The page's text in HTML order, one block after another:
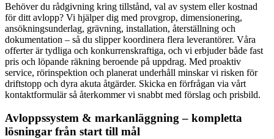
Behöver du rådgivning kring tillstånd, val av system eller kostnad
för ditt avlopp? Vi hjälper dig med provgrop, dimensionering,
ansökningsunderlag, grävning, installation, återställning och
dokumentation – så du slipper koordinera flera leverantörer. Våra
offerter är tydliga och konkurrenskraftiga, och vi erbjuder både fast
pris och löpande räkning beroende på uppdrag. Med proaktiv
service, rörinspektion och planerat underhåll minskar vi risken för
driftstopp och dyra akuta åtgärder. Skicka en förfrågan via vårt
kontaktformulär så återkommer vi snabbt med förslag och prisbild.
Avloppssystem & markanläggning – kompletta
lösningar från start till mål